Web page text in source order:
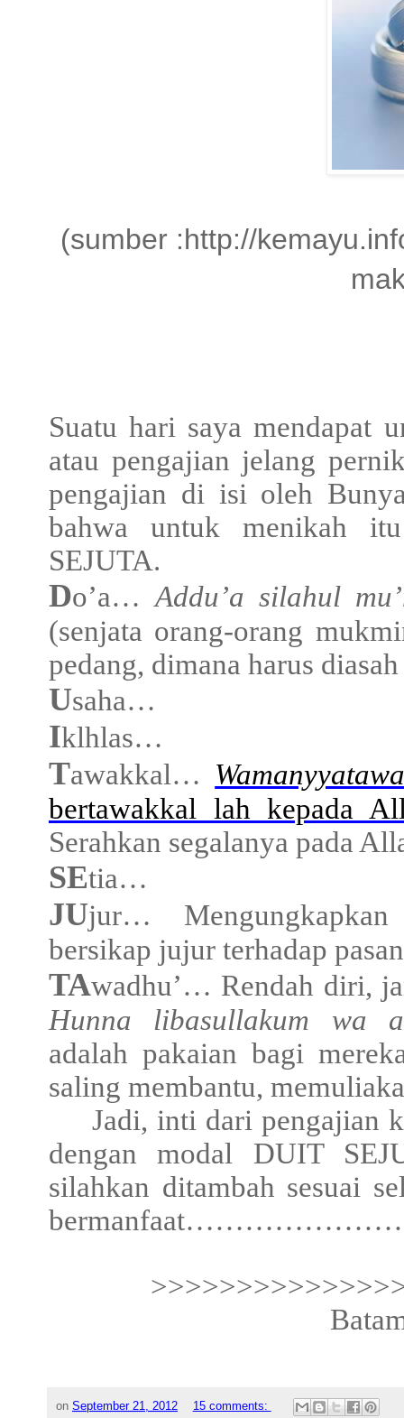
(sumber :http://
Suatu hari saya mendapat
atau pengajian jelang
pengajian di isi oleh
bahwa untuk menikah
SEJUTA.
Do’a…Addu’a silahul
(senjata orang-orang
pedang, dimana harus
Usaha…
Iklhlas…
Tawakkal…
bertawakkal lah kepada
Serahkan segalanya pada
SEtia…
JUjur… Mengungkapkan
bersikap jujur terhadap
TAwadhu’… Rendah diri,
Hunna libasullakum wa
adalah pakaian bagi
saling membantu,
Jadi, inti dari pengajian
dengan modal DUIT
silahkan ditambah sesuai
on September 21, 2012 15 comments: